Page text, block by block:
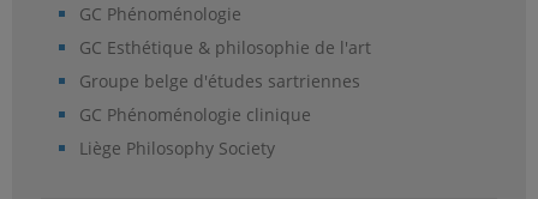
GC Phénoménologie
GC Esthétique & philosophie de l'art
Groupe belge d'études sartriennes
GC Phénoménologie clinique
Liège Philosophy Society